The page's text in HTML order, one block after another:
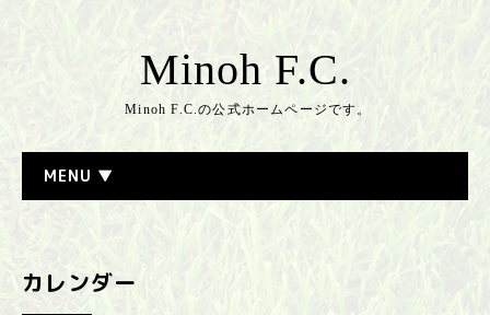
Minoh F.C.
Minoh F.C.の公式ホームページです。
MENU ▼
カレンダー